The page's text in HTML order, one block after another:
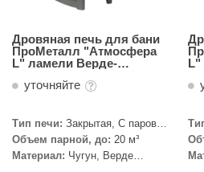
Дровяная печь для бани
ПроМеталл "Атмосфера
L" ламели Верде-
уточняйте
Тип печи: Закрытая, С паровой
пушкой
Объем парной, до: 20 м³
Материал: Чугун, Верде
L"